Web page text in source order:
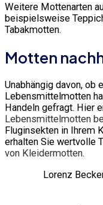
Weitere Mottenarten
beispielsweise
Tabakmotten.
Motten
Unabhängig davon,
Lebensmittelmotten
Handeln gefragt. Hier
Lebensmittelmotten
Fluginsekten in Ihrem
erhalten Sie wertvolle
von Kleidermotten.
Lorenz